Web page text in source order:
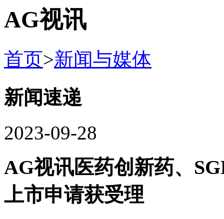
AG视讯
首页>新闻与媒体
新闻速递
2023-09-28
AG视讯医药创新药、
上市申请获受理